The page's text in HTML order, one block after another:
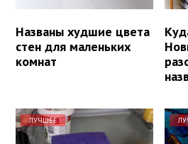
Названы худшие цвета
стен для маленьких
комнат
ЛУЧШЕЕ